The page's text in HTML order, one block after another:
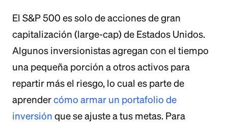
El S&P 500 es solo de acciones de gran
capitalización (large-cap) de Estados Unidos.
Algunos inversionistas agregan con el tiempo
una pequeña porción a otros activos para
repartir más el riesgo, lo cual es parte de
aprendercómo armar un portafolio de
inversión que se ajuste a tus metas. Para